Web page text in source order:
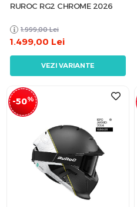
RUROC RG2 CHROME 2026
1.999,00 Lei
1.499,00 Lei
VEZI VARIANTE
-50%